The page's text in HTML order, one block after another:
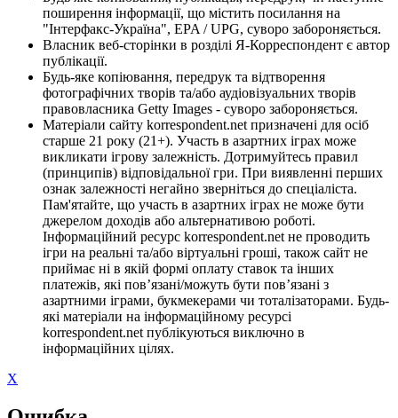
поширення інформації, що містить посилання на
"Інтерфакс-Україна", EPA / UPG, суворо забороняється.
Власник веб-сторінки в розділі Я-Корреспондент є автор
публікації.
Будь-яке копіювання, передрук та відтворення
фотографічних творів та/або аудіовізуальних творів
правовласника Getty Images - суворо забороняється.
Матеріали сайту korrespondent.net призначені для осіб
старше 21 року (21+). Участь в азартних іграх може
викликати ігрову залежність. Дотримуйтесь правил
(принципів) відповідальної гри. При виявленні перших
ознак залежності негайно зверніться до спеціаліста.
Пам'ятайте, що участь в азартних іграх не може бути
джерелом доходів або альтернативою роботі.
Інформаційний ресурс korrespondent.net не проводить
ігри на реальні та/або віртуальні гроші, також сайт не
приймає ні в якій формі оплату ставок та інших
платежів, які пов’язані/можуть бути пов’язані з
азартними іграми, букмекерами чи тоталізаторами. Будь-
які матеріали на інформаційному ресурсі
korrespondent.net публікуються виключно в
інформаційних цілях.
X